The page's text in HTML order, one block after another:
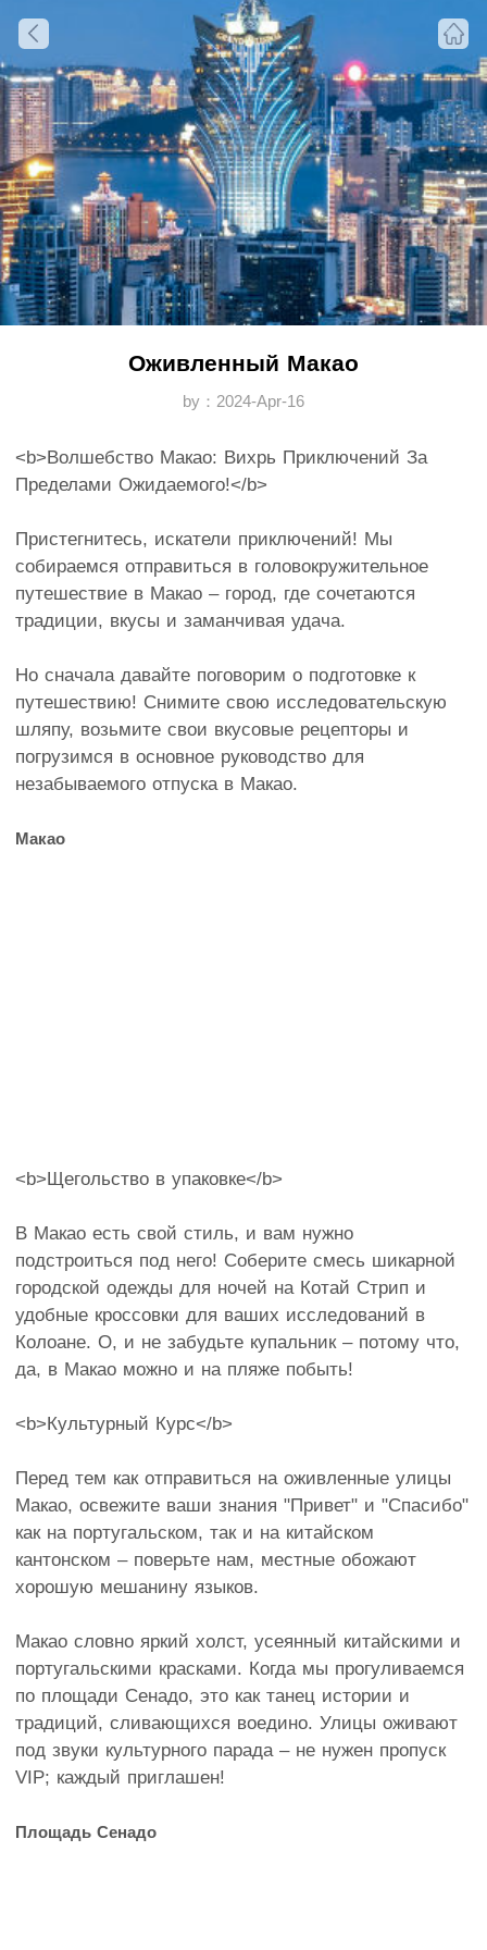
Оживленный Макао
by：2024-Apr-16
<b>Волшебство Макао: Вихрь Приключений За
Пределами Ожидаемого!</b>
Пристегнитесь, искатели приключений! Мы
собираемся отправиться в головокружительное
путешествие в Макао – город, где сочетаются
традиции, вкусы и заманчивая удача.
Но сначала давайте поговорим о подготовке к
путешествию! Снимите свою исследовательскую
шляпу, возьмите свои вкусовые рецепторы и
погрузимся в основное руководство для
незабываемого отпуска в Макао.
Макао
<b>Щегольство в упаковке</b>
В Макао есть свой стиль, и вам нужно
подстроиться под него! Соберите смесь шикарной
городской одежды для ночей на Котай Стрип и
удобные кроссовки для ваших исследований в
Колоане. О, и не забудьте купальник – потому что,
да, в Макао можно и на пляже побыть!
<b>Культурный Курс</b>
Перед тем как отправиться на оживленные улицы
Макао, освежите ваши знания "Привет" и "Спасибо"
как на португальском, так и на китайском
кантонском – поверьте нам, местные обожают
хорошую мешанину языков.
Макао словно яркий холст, усеянный китайскими и
португальскими красками. Когда мы прогуливаемся
по площади Сенадо, это как танец истории и
традиций, сливающихся воедино. Улицы оживают
под звуки культурного парада – не нужен пропуск
VIP; каждый приглашен!
Площадь Сенадо